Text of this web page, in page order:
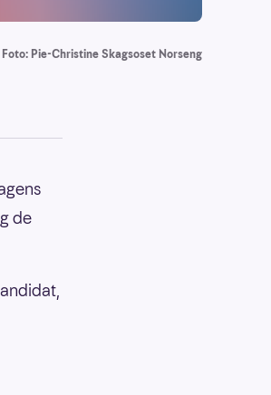
Foto: Pie-Christine Skagsoset Norseng
de